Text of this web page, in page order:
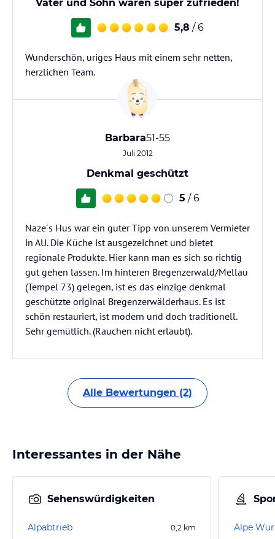
Vater und Sohn waren super zufrieden!
5,8 / 6
Wunderschön, uriges Haus mit einem sehr netten,
herzlichen Team.
Barbara51-55
Juli 2012
Denkmal geschützt
5 / 6
Naze´s Hus war ein guter Tipp von unserem Vermieter
in AU. Die Küche ist ausgezeichnet und bietet
regionale Produkte. Hier kann man es sich so richtig
gut gehen lassen. Im hinteren Bregenzerwald/Mellau
(Tempel 73) gelegen, ist es das einzige denkmal
geschützte original Bregenzerwälderhaus. Es ist
schön restauriert, ist modern und doch traditionell.
Sehr gemütlich. (Rauchen nicht erlaubt).
Alle Bewertungen (2)
Interessantes in der Nähe
Sehenswürdigkeiten
Alpabtrieb 0,2 km Alpe